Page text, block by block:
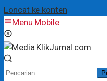
Loncat ke konten
Menu Mobile